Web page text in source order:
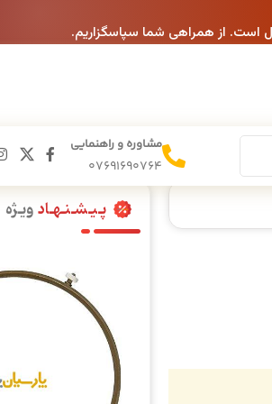
است. از همراهی شما سپاسگزاریم.
مشاوره و راهنمایی
07691690764
پـیـشـنـهـادویـژه